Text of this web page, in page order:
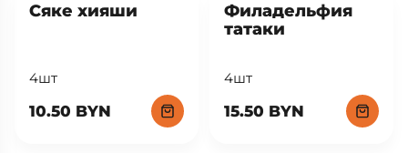
Сяке хияши
4шт
10.50 BYN
Филадельфия
татаки
4шт
15.50 BYN